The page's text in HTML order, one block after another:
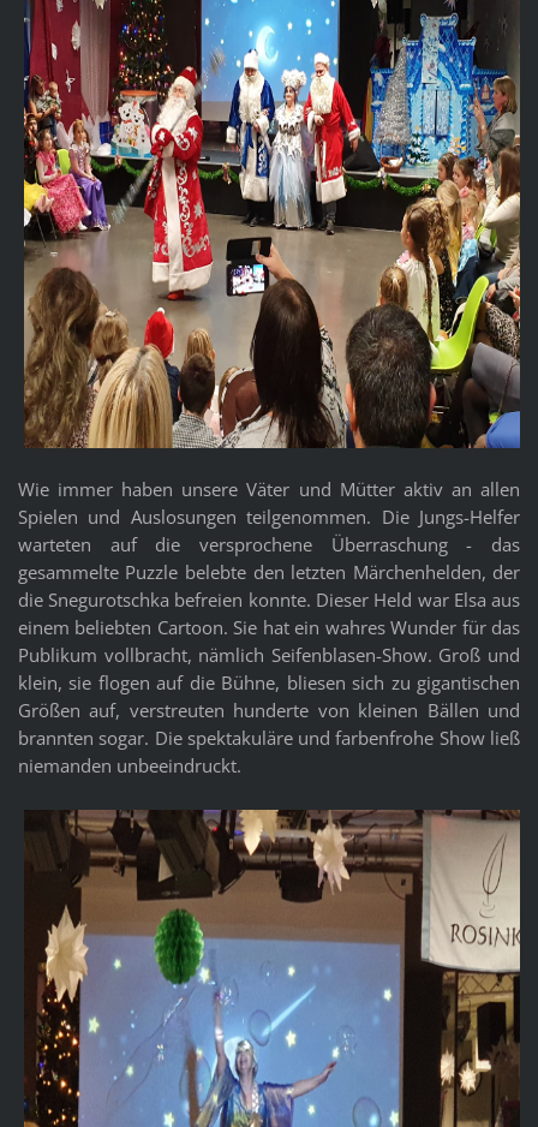
Wie immer haben unsere Väter und Mütter aktiv an allen
Spielen und Auslosungen teilgenommen. Die Jungs-Helfer
warteten auf die versprochene Überraschung - das
gesammelte Puzzle belebte den letzten Märchenhelden, der
die Snegurotschka befreien konnte. Dieser Held war Elsa aus
einem beliebten Cartoon. Sie hat ein wahres Wunder für das
Publikum vollbracht, nämlich Seifenblasen-Show. Groß und
klein, sie flogen auf die Bühne, bliesen sich zu gigantischen
Größen auf, verstreuten hunderte von kleinen Bällen und
brannten sogar. Die spektakuläre und farbenfrohe Show ließ
niemanden unbeeindruckt.